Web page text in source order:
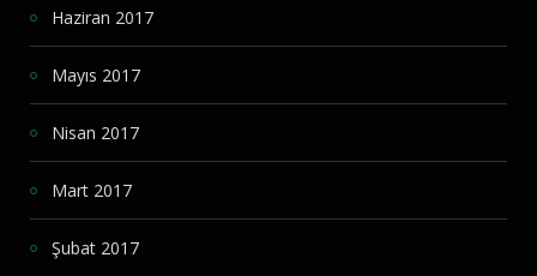
Haziran 2017
Mayıs 2017
Nisan 2017
Mart 2017
Şubat 2017